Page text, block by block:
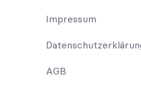
Impressum
AGB